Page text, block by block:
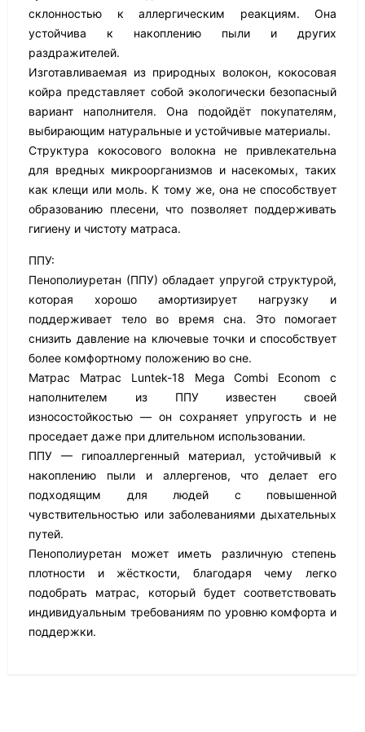
склонностью к аллергическим реакциям. Она
устойчива к накоплению пыли и других
раздражителей.
Изготавливаемая из природных волокон, кокосовая
койра представляет собой экологически безопасный
вариант наполнителя. Она подойдёт покупателям,
выбирающим натуральные и устойчивые материалы.
Структура кокосового волокна не привлекательна
для вредных микроорганизмов и насекомых, таких
как клещи или моль. К тому же, она не способствует
образованию плесени, что позволяет поддерживать
гигиену и чистоту матраса.
ППУ:
Пенополиуретан (ППУ) обладает упругой структурой,
которая хорошо амортизирует нагрузку и
поддерживает тело во время сна. Это помогает
снизить давление на ключевые точки и способствует
более комфортному положению во сне.
Матрас Матрас Luntek-18 Mega Combi Econom с
наполнителем из ППУ известен своей
износостойкостью — он сохраняет упругость и не
проседает даже при длительном использовании.
ППУ — гипоаллергенный материал, устойчивый к
накоплению пыли и аллергенов, что делает его
подходящим для людей с повышенной
чувствительностью или заболеваниями дыхательных
путей.
Пенополиуретан может иметь различную степень
плотности и жёсткости, благодаря чему легко
подобрать матрас, который будет соответствовать
индивидуальным требованиям по уровню комфорта и
поддержки.